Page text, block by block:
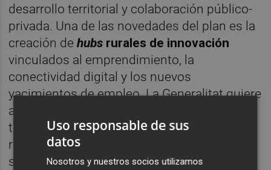
desarrollo territorial y colaboración público-
privada. Una de las novedades del plan es la
creación de hubs rurales de innovación
vinculados al emprendimiento, la
conectividad digital y los nuevos
yacimientos de empleo. La Generalitat quiere
aprovechar las posibilidades que ofrecen el
teletrabajo, la economía digital, las energías
renovables, la economía verde o el turismo
sostenible para impulsar nuevos
Uso responsable de sus
datos
Nosotros y nuestros socios utilizamos